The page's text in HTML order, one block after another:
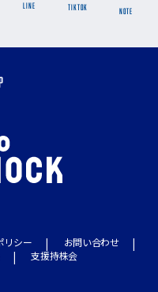
LINE TikTok NOTE
リシー
お問い合わせ
支援持株会